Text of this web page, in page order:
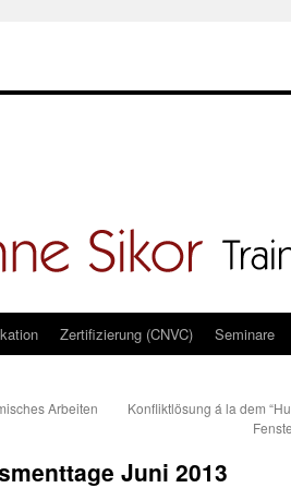
Zertifizierung (CNVC) Seminare
Arbeiten
Konfliktlösung á la dem
Juni 2013